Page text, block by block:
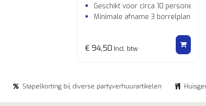
Geschikt voor circa 10 personen
Minimale afname 3 borrelplanken
€ 94,50 Incl. btw
Stapelkorting bij diverse partyverhuurartikelen